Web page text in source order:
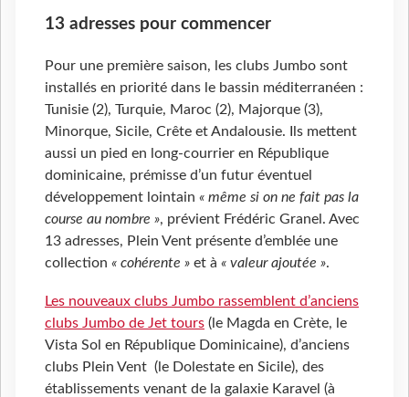
13 adresses pour commencer
Pour une première saison, les clubs Jumbo sont
installés en priorité dans le bassin méditerranéen :
Tunisie (2), Turquie, Maroc (2), Majorque (3),
Minorque, Sicile, Crête et Andalousie. Ils mettent
aussi un pied en long-courrier en République
dominicaine, prémisse d’un futur éventuel
développement lointain « même si on ne fait pas la
course au nombre », prévient Frédéric Granel. Avec
13 adresses, Plein Vent présente d’emblée une
collection « cohérente » et à « valeur ajoutée ».
Les nouveaux clubs Jumbo rassemblent d’anciens
clubs Jumbo de Jet tours (le Magda en Crète, le
Vista Sol en République Dominicaine), d’anciens
clubs Plein Vent (le Dolestate en Sicile), des
établissements venant de la galaxie Karavel (à